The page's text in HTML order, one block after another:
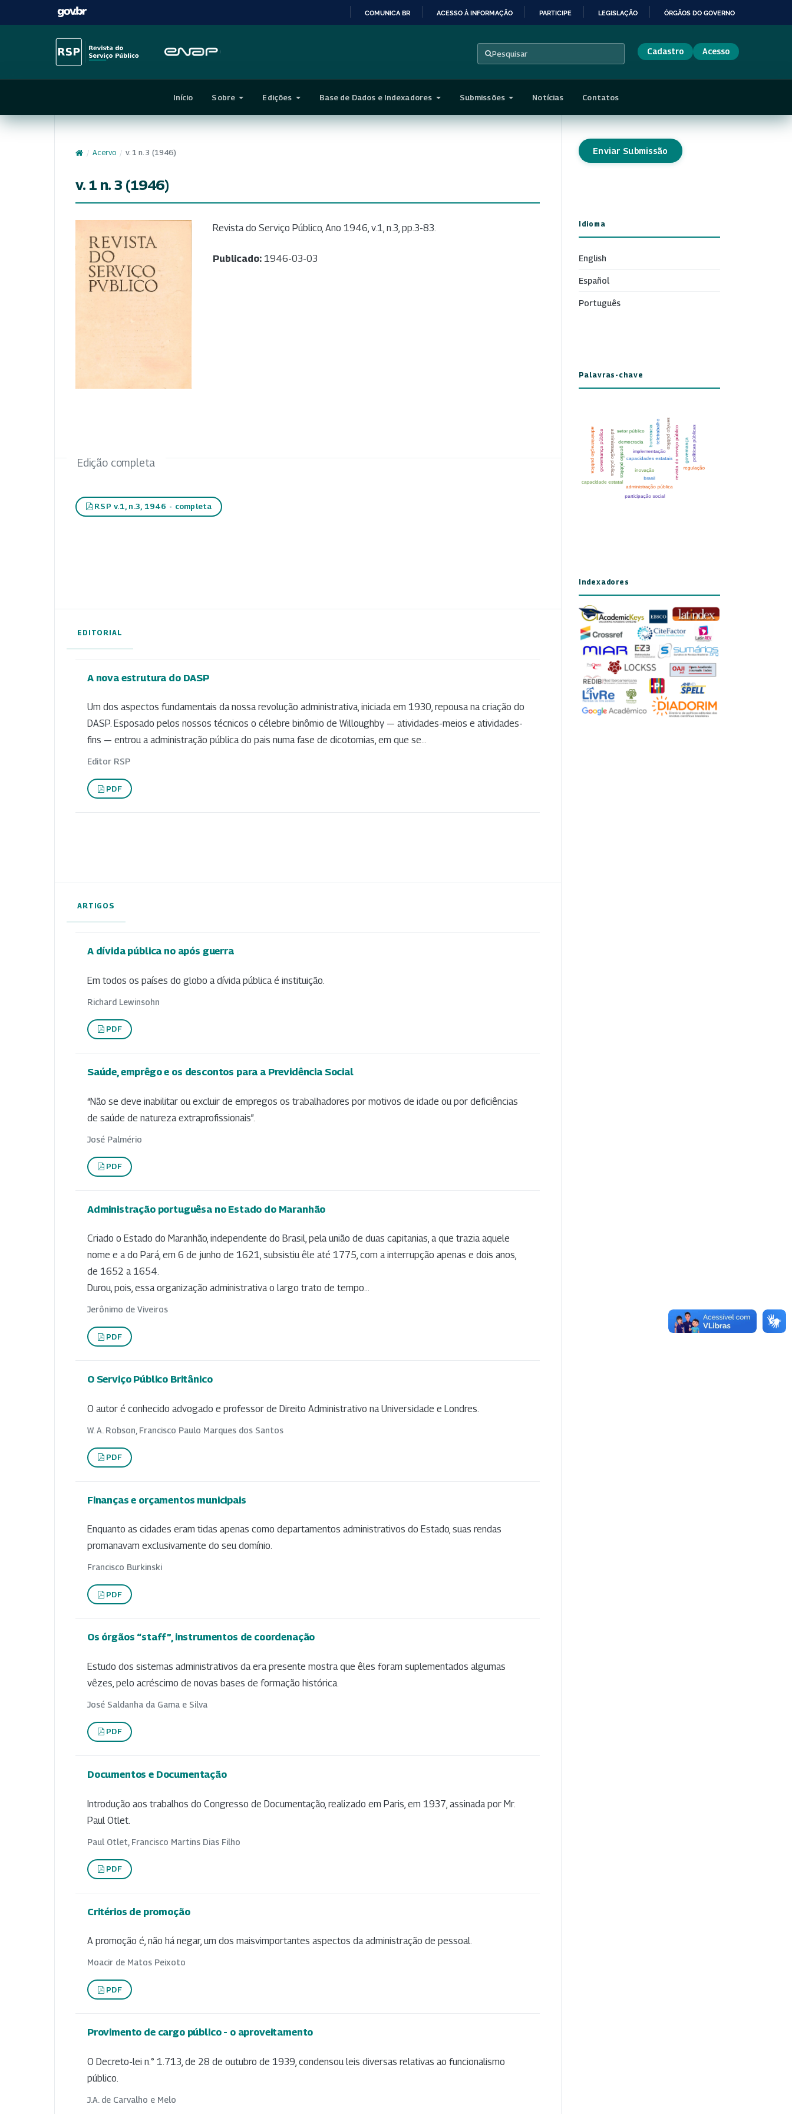
CONTEÚDO
COMUNICA BR ACESSO À INFORMAÇÃO PARTICIPE LEGISLAÇÃO ÓRGÃOS DO GOVERNO
Pesquisar Cadastro Acesso
Início Sobre Edições Base de Dados e Indexadores Submissões Notícias Contatos
/ Acervo / v. 1 n. 3 (1946)
v. 1 n. 3 (1946)
Revista do Serviço Público, Ano 1946, v.1, n.3, pp.3-83.
Publicado: 1946-03-03
Edição completa
RSP v.1, n.3, 1946 - completa
EDITORIAL
A nova estrutura do DASP
Um dos aspectos fundamentais da nossa revolução administrativa, iniciada em 1930, repousa na criação do
DASP. Esposado pelos nossos técnicos o célebre binômio de Willoughby — atividades-meios e atividades-
fins — entrou a administração pública do pais numa fase de dicotomias, em que se...
Editor RSP
PDF
ARTIGOS
A dívida pública no após guerra
Em todos os países do globo a dívida pública é instituição.
Richard Lewinsohn
PDF
Saúde, emprêgo e os descontos para a Previdência Social
“Não se deve inabilitar ou excluir de empregos os trabalhadores por motivos de idade ou por deficiências
de saúde de natureza extraprofissionais”.
José Palmério
PDF
Administração portuguêsa no Estado do Maranhão
Criado o Estado do Maranhão, independente do Brasil, pela união de duas capitanias, a que trazia aquele
nome e a do Pará, em 6 de junho de 1621, subsistiu êle até 1775, com a interrupção apenas e dois anos,
de 1652 a 1654.
Durou, pois, essa organização administrativa o largo trato de tempo...
Jerônimo de Viveiros
PDF
O Serviço Público Britânico
O autor é conhecido advogado e professor de Direito Administrativo na Universidade e Londres.
W. A. Robson, Francisco Paulo Marques dos Santos
PDF
Finanças e orçamentos municipais
Enquanto as cidades eram tidas apenas como departamentos administrativos do Estado, suas rendas
promanavam exclusivamente do seu domínio.
Francisco Burkinski
PDF
Os órgãos “staff”, instrumentos de coordenação
Estudo dos sistemas administrativos da era presente mostra que êles foram suplementados algumas
vêzes, pelo acréscimo de novas bases de formação histórica.
José Saldanha da Gama e Silva
PDF
Documentos e Documentação
Introdução aos trabalhos do Congresso de Documentação, realizado em Paris, em 1937, assinada por Mr.
Paul Otlet.
Paul Otlet, Francisco Martins Dias Filho
PDF
Critérios de promoção
A promoção é, não há negar, um dos maisvimportantes aspectos da administração de pessoal.
Moacir de Matos Peixoto
PDF
Provimento de cargo público - o aproveitamento
O Decreto-lei n.° 1.713, de 28 de outubro de 1939, condensou leis diversas relativas ao funcionalismo
público.
J.A. de Carvalho e Melo
Enviar Submissão
Idioma
English
Español
Português
Palavras-chave
Indexadores